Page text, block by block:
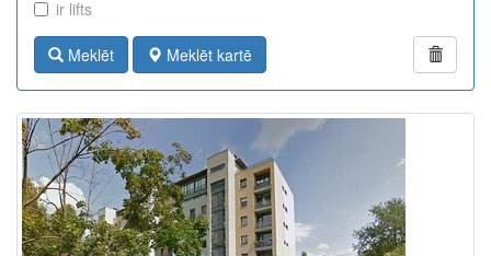
ir lifts
Meklēt Meklēt kartē